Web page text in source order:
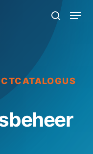
search
Menu